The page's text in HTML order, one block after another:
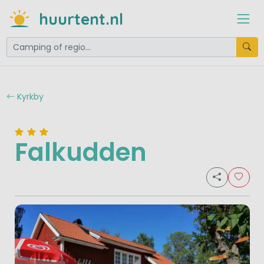
huurtent.nl
Kyrkby
Falkudden